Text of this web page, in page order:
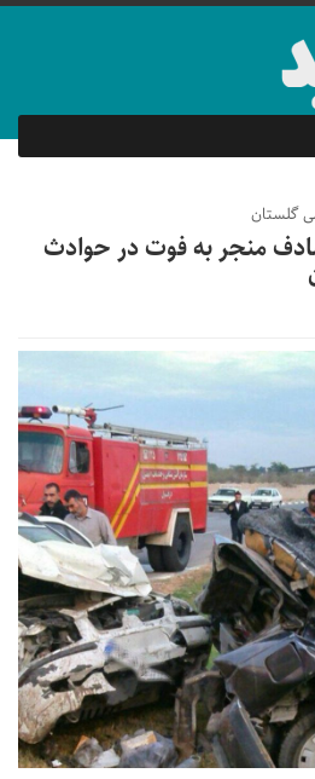
گلستان
تصادف منجر به فوت در حوادث